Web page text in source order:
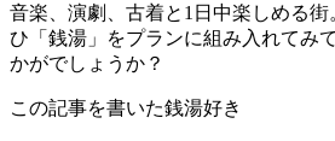
音楽、演劇、古着と1日中楽しめる街
ひ「銭湯」をプランに組み入れてみ
かがでしょうか？
この記事を書いた銭湯好き